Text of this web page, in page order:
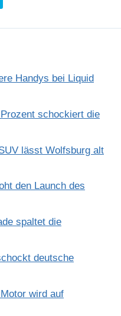
Handys bei Liquid
schockiert die
lässt Wolfsburg alt
den Launch des
spaltet die
deutsche
wird auf